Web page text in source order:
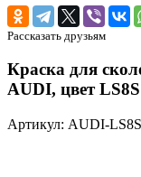
Рассказать друзьям
Краска для
AUDI, цвет
Артикул: AUDI-